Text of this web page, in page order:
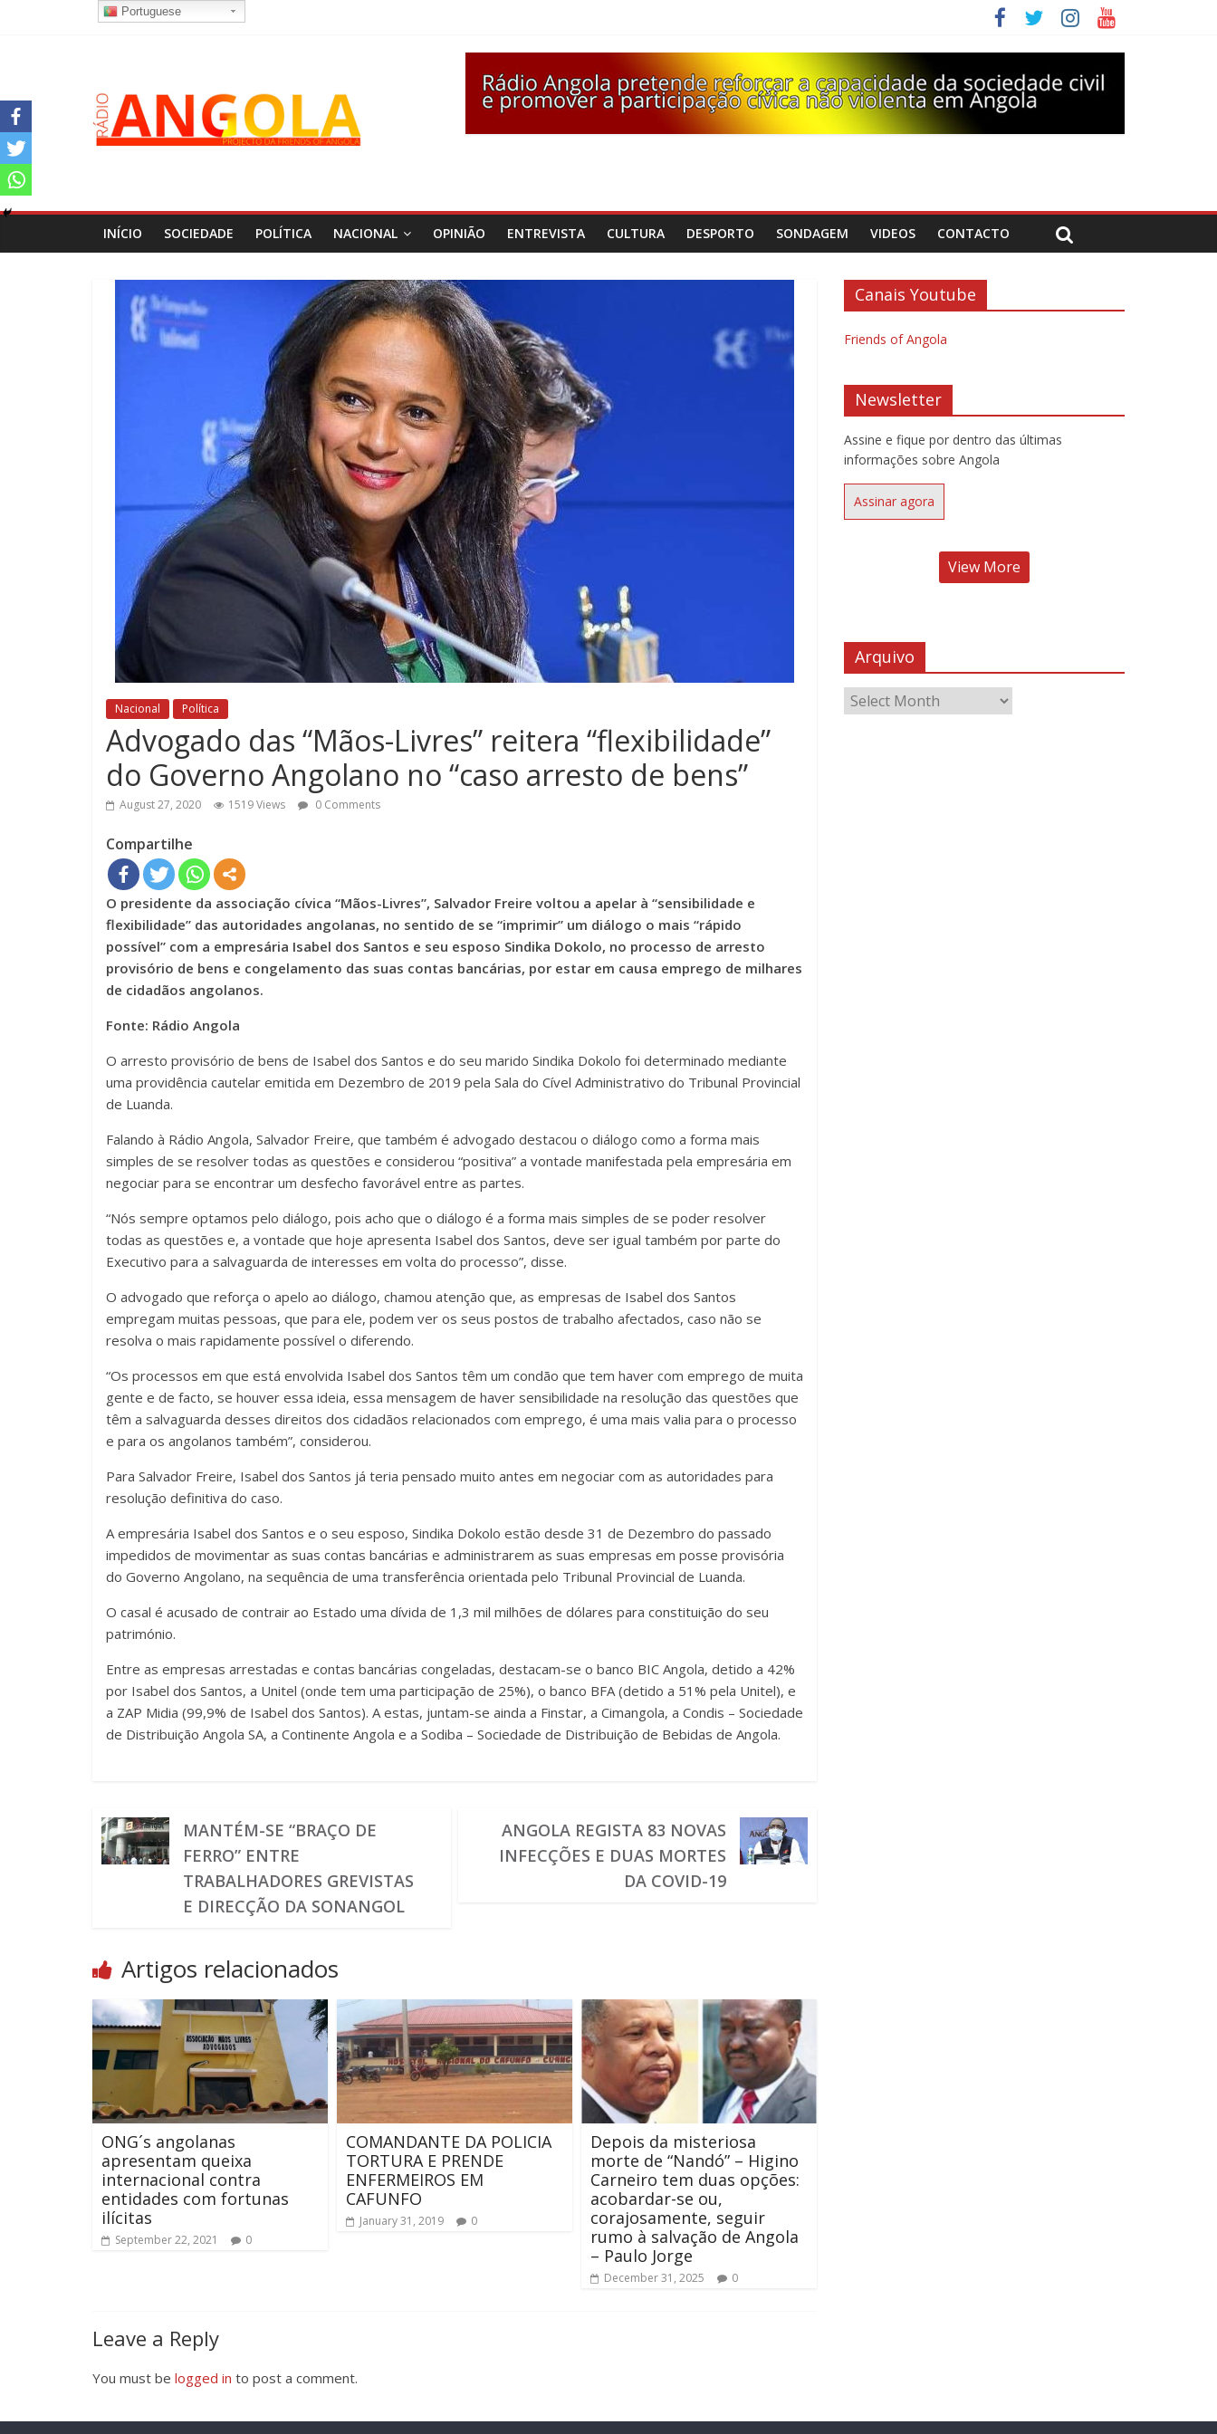
INÍCIO SOCIEDADE POLÍTICA NACIONAL OPINIÃO ENTREVISTA CULTURA DESPORTO SONDAGEM VIDEOS CONTACTO
Nacional Política
Advogado das “Mãos-Livres” reitera “flexibilidade”
do Governo Angolano no “caso arresto de bens”
August 27, 2020 1519 Views 0 Comments
Compartilhe
O presidente da associação cívica “Mãos-Livres”, Salvador Freire voltou a apelar à “sensibilidade e
flexibilidade” das autoridades angolanas, no sentido de se “imprimir” um diálogo o mais “rápido
possível” com a empresária Isabel dos Santos e seu esposo Sindika Dokolo, no processo de arresto
provisório de bens e congelamento das suas contas bancárias, por estar em causa emprego de milhares
de cidadãos angolanos.
Fonte: Rádio Angola
O arresto provisório de bens de Isabel dos Santos e do seu marido Sindika Dokolo foi determinado mediante
uma providência cautelar emitida em Dezembro de 2019 pela Sala do Cível Administrativo do Tribunal Provincial
de Luanda.
Falando à Rádio Angola, Salvador Freire, que também é advogado destacou o diálogo como a forma mais
simples de se resolver todas as questões e considerou “positiva” a vontade manifestada pela empresária em
negociar para se encontrar um desfecho favorável entre as partes.
“Nós sempre optamos pelo diálogo, pois acho que o diálogo é a forma mais simples de se poder resolver
todas as questões e, a vontade que hoje apresenta Isabel dos Santos, deve ser igual também por parte do
Executivo para a salvaguarda de interesses em volta do processo”, disse.
O advogado que reforça o apelo ao diálogo, chamou atenção que, as empresas de Isabel dos Santos
empregam muitas pessoas, que para ele, podem ver os seus postos de trabalho afectados, caso não se
resolva o mais rapidamente possível o diferendo.
“Os processos em que está envolvida Isabel dos Santos têm um condão que tem haver com emprego de muita
gente e de facto, se houver essa ideia, essa mensagem de haver sensibilidade na resolução das questões que
têm a salvaguarda desses direitos dos cidadãos relacionados com emprego, é uma mais valia para o processo
e para os angolanos também”, considerou.
Para Salvador Freire, Isabel dos Santos já teria pensado muito antes em negociar com as autoridades para
resolução definitiva do caso.
A empresária Isabel dos Santos e o seu esposo, Sindika Dokolo estão desde 31 de Dezembro do passado
impedidos de movimentar as suas contas bancárias e administrarem as suas empresas em posse provisória
do Governo Angolano, na sequência de uma transferência orientada pelo Tribunal Provincial de Luanda.
O casal é acusado de contrair ao Estado uma dívida de 1,3 mil milhões de dólares para constituição do seu
património.
Entre as empresas arrestadas e contas bancárias congeladas, destacam-se o banco BIC Angola, detido a 42%
por Isabel dos Santos, a Unitel (onde tem uma participação de 25%), o banco BFA (detido a 51% pela Unitel), e
a ZAP Midia (99,9% de Isabel dos Santos). A estas, juntam-se ainda a Finstar, a Cimangola, a Condis – Sociedade
de Distribuição Angola SA, a Continente Angola e a Sodiba – Sociedade de Distribuição de Bebidas de Angola.
MANTÉM-SE “BRAÇO DE
FERRO” ENTRE
TRABALHADORES GREVISTAS
E DIRECÇÃO DA SONANGOL
ANGOLA REGISTA 83 NOVAS
INFECÇÕES E DUAS MORTES
DA COVID-19
Artigos relacionados
ONG´s angolanas
apresentam queixa
internacional contra
entidades com fortunas
ilícitas
September 22, 2021 0
COMANDANTE DA POLICIA
TORTURA E PRENDE
ENFERMEIROS EM
CAFUNFO
January 31, 2019 0
Depois da misteriosa
morte de “Nandó” – Higino
Carneiro tem duas opções:
acobardar-se ou,
corajosamente, seguir
rumo à salvação de Angola
– Paulo Jorge
December 31, 2025 0
Leave a Reply
You must be logged in to post a comment.
Canais Youtube
Friends of Angola
Newsletter
Assine e fique por dentro das últimas
informações sobre Angola
Assinar agora
View More
Arquivo
Portuguese